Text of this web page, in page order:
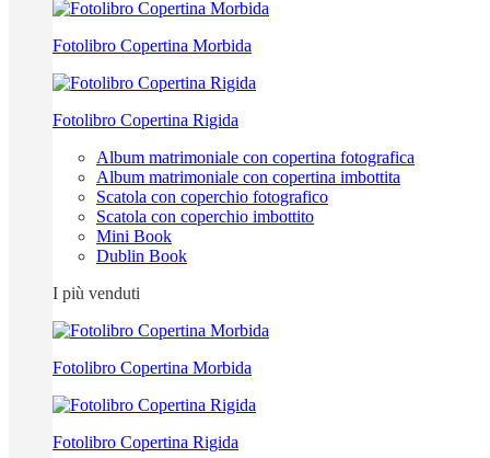
Fotolibro Copertina Morbida
Fotolibro Copertina Rigida
Album matrimoniale con copertina fotografica
Album matrimoniale con copertina imbottita
Scatola con coperchio fotografico
Scatola con coperchio imbottito
Mini Book
Dublin Book
I più venduti
Fotolibro Copertina Morbida
Fotolibro Copertina Rigida